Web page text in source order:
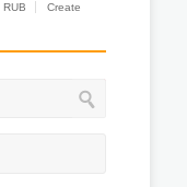
RUB
Create